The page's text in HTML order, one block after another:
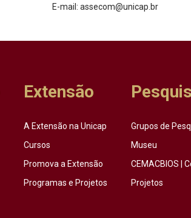
E-mail: assecom@unicap.br
Extensão
A Extensão na Unicap
Cursos
Promova a Extensão
Programas e Projetos
Grupos de
Museu
CEMACBIOS |
Projetos